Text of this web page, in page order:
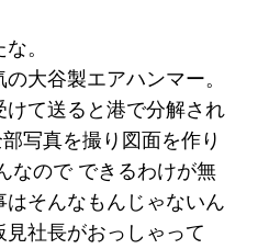
。
大谷製エアハンマー。
て送ると港で分解され
写真を撮り図面を作り
なので できるわけが無
そんなもんじゃないん
社長がおっしゃって